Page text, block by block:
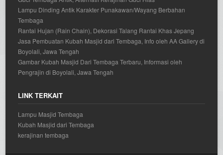
Lampu Dinding Antik Karakter Punakawan/Wayang Berbahan
Tembaga
Rantai Hujan (Rain Chain), Dekorasi Talang Rantai Khas Jepang
Jasa Pembuatan Kubah Masjid dari Tembaga, Info oleh AA Gallery di
Boyolali, Jawa Tengah
Gambar Kubah Masjid Dari Tembaga Terbaru, Informasi oleh
Pengrajin di Boyolali, Jawa Tengah
LINK TERKAIT
Lampu Masjid Tembaga
Kubah Masjid dari Tembaga
kerajinan tembaga